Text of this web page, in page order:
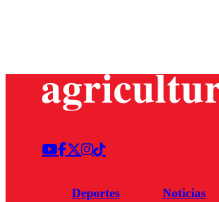
Deportes Noticias